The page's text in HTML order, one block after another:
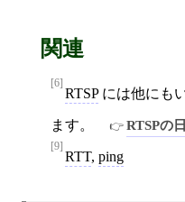
関連
[6]
RTSPには他にも
ます。 RTSPの
[9]
RTT, ping